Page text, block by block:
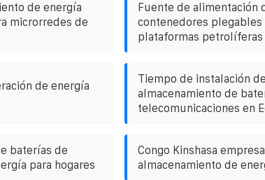
de energía
microrredes de
Fuente de alimentación
contenedores
plataformas petrolíferas
de energía
Tiempo de instalación
almacenamiento de
telecomunicaciones en
baterías de
para hogares
Congo Kinshasa
almacenamiento de